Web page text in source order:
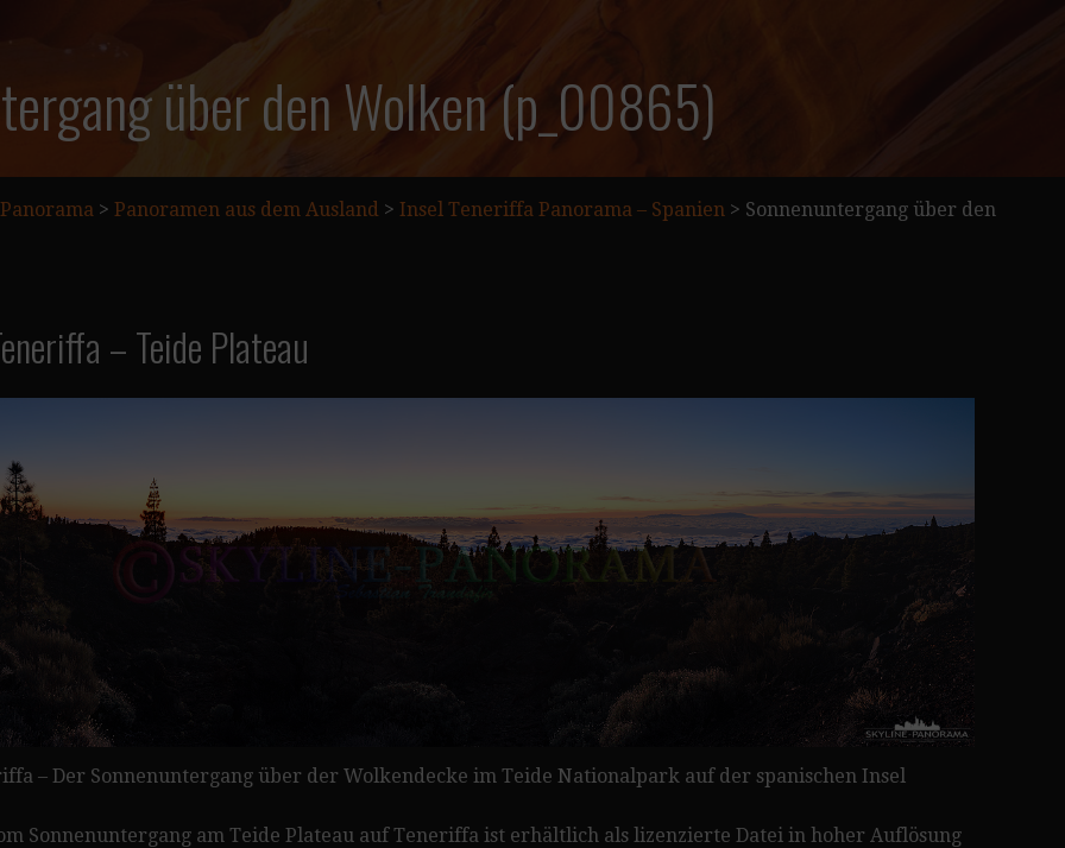
über den Wolken (p_00865)
Panorama > Panoramen aus dem Ausland > Insel Teneriffa Panorama – Spanien > Sonnenuntergang über den
– Teide Plateau
– Der Sonnenuntergang über der Wolkendecke im Teide Nationalpark auf der spanischen Insel
Sonnenuntergang am Teide Plateau auf Teneriffa ist erhältlich als lizenzierte Datei in hoher Auflösung